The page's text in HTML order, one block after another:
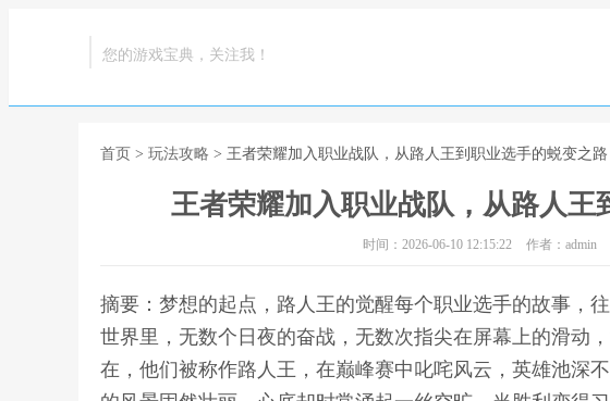
您的游戏宝典，关注我！
首页 > 玩法攻略 > 王者荣耀加入职业战队，从路人王到职业选手的蜕变之路
王者荣耀加入职业战队，从路人王
时间：2026-06-10 12:15:22 作者：admin
摘要：梦想的起点，路人王的觉醒每个职业选手的故事，
世界里，无数个日夜的奋战，无数次指尖在屏幕上的滑动
在，他们被称作路人王，在巅峰赛中叱咤风云，英雄池深